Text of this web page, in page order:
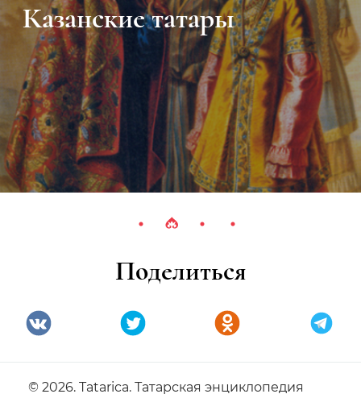
Казанские татары
Поделиться
© 2026. Tatarica. Татарская энциклопедия